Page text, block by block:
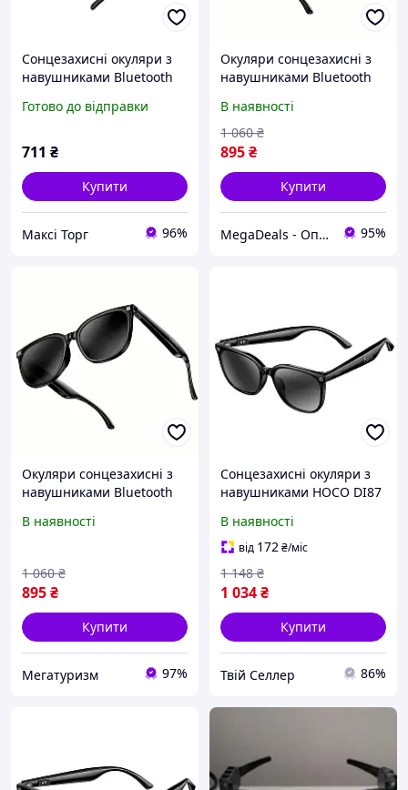
Сонцезахисні окуляри з
навушниками Bluetooth
Готово до відправки
711 ₴
Купити
Максі Торг 96%
Окуляри сонцезахисні з
навушниками Bluetooth
В наявності
895₴
1 060 ₴
Купити
MegaDeals - Оптовий інтернет магазин 95%
Окуляри сонцезахисні з
навушниками Bluetooth
В наявності
895₴
1 060 ₴
Купити
Мегатуризм 97%
Сонцезахисні окуляри з
навушниками HOCO DI87
Bluetooth audio
sunglasses, BT5.2,
200mAh, 8h, black
В наявності
від 172₴/міс
1 034₴
1 148 ₴
Купити
Твій Селлер 86%